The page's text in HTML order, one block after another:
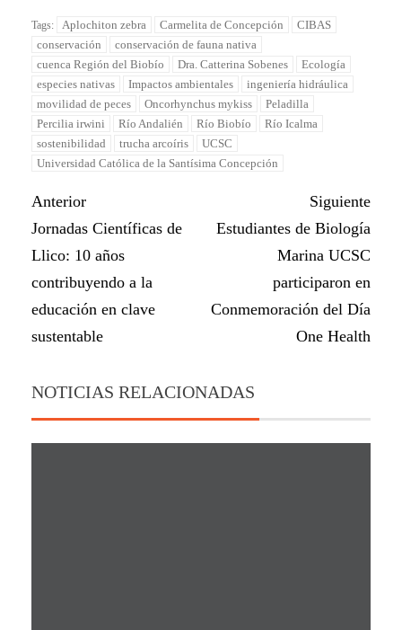
Tags: Aplochiton zebra Carmelita de Concepción
CIBAS
conservación
conservación de fauna nativa
cuenca Región del Biobío
Dra. Catterina Sobenes
Ecología
especies nativas
Impactos ambientales
ingeniería hidráulica
movilidad de peces
Oncorhynchus mykiss
Peladilla
Percilia irwini
Río Andalién Río Biobío
Río Icalma
sostenibilidad
trucha arcoíris
UCSC
Universidad Católica de la Santísima Concepción
Anterior
Jornadas Científicas de
Llico: 10 años
contribuyendo a la
educación en clave
sustentable
Siguiente
Estudiantes de Biología
Marina UCSC
participaron en
Conmemoración del Día
One Health
NOTICIAS RELACIONADAS